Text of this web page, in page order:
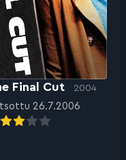
Final Cut 2004
26.7.2006